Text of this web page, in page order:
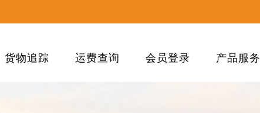
货物追踪 运费查询 会员登录 产品服务